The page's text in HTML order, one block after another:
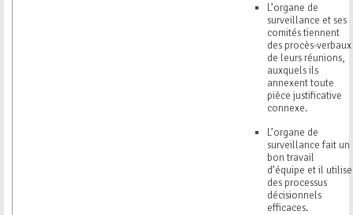
L’organe de
surveillance et ses
comités tiennent
des procès-verbaux
de leurs réunions,
auxquels ils
annexent toute
pièce justificative
connexe.
L’organe de
surveillance fait un
bon travail
d’équipe et il utilise
des processus
décisionnels
efficaces.